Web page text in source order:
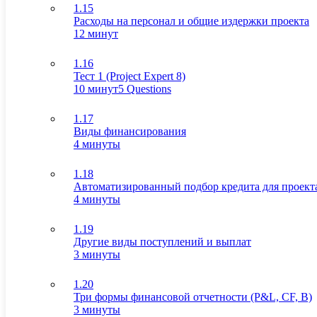
1.15
Расходы на персонал и общие издержки проекта
12 минут
1.16
Тест 1 (Project Expert 8)
10 минут5 Questions
1.17
Виды финансирования
4 минуты
1.18
Автоматизированный подбор кредита для
4 минуты
1.19
Другие виды поступлений и выплат
3 минуты
1.20
Три формы финансовой отчетности (P&L, CF, B)
3 минуты